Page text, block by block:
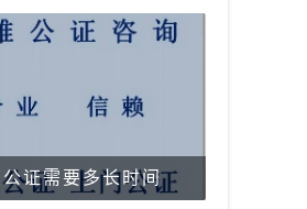
证需要多长时间